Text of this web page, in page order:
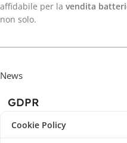
affidabile per la vendita
non solo.
News
GDPR
Cookie Policy